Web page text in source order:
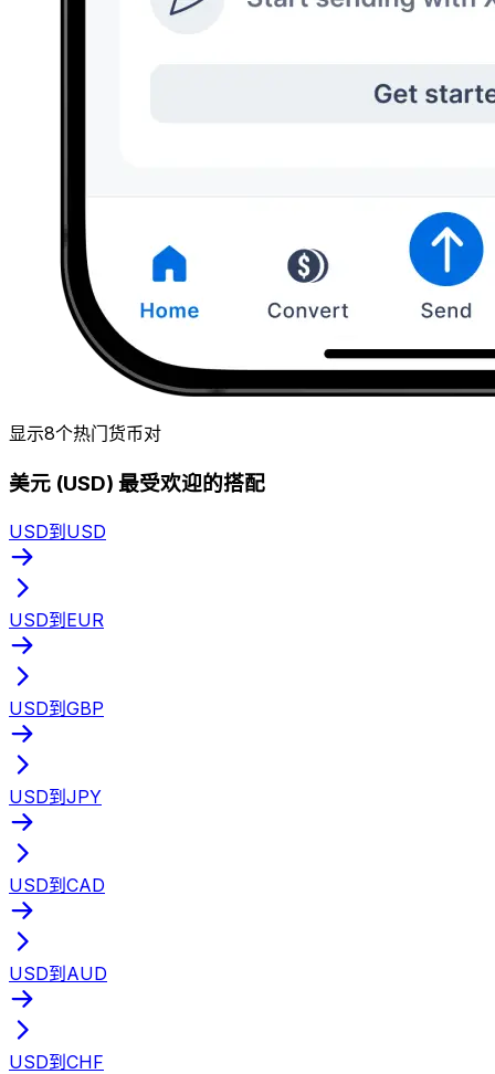
显示8个热门货币对
美元 (USD) 最受欢迎的搭配
USD到USD
USD到EUR
USD到GBP
USD到JPY
USD到CAD
USD到AUD
USD到CHF